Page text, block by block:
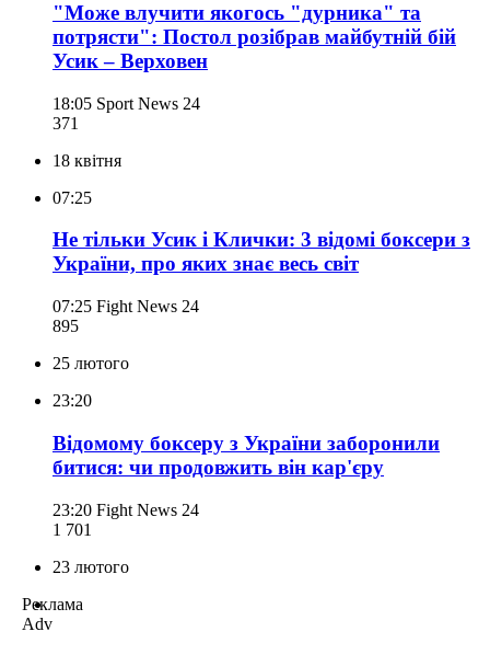
"Може влучити якогось "дурника" та
потрясти": Постол розібрав майбутній бій
Усик – Верховен
18:05 Sport News 24
371
18 квітня
07:25
Не тільки Усик і Клички: 3 відомі боксери з
України, про яких знає весь світ
07:25 Fight News 24
895
25 лютого
23:20
Відомому боксеру з України заборонили
битися: чи продовжить він кар'єру
23:20 Fight News 24
1 701
23 лютого
Реклама
Adv